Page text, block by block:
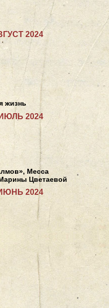
2024
жизнь
ИЮЛЬ 2024
Месса
Цветаевой
2024